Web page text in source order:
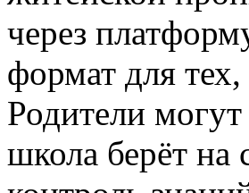
через
формат для
Родители
школа берёт на